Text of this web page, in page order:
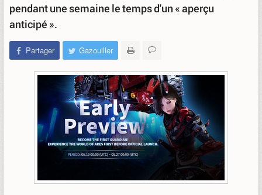
pendant une semaine le temps d'un « aperçu
anticipé ».
Partager Gazouiller